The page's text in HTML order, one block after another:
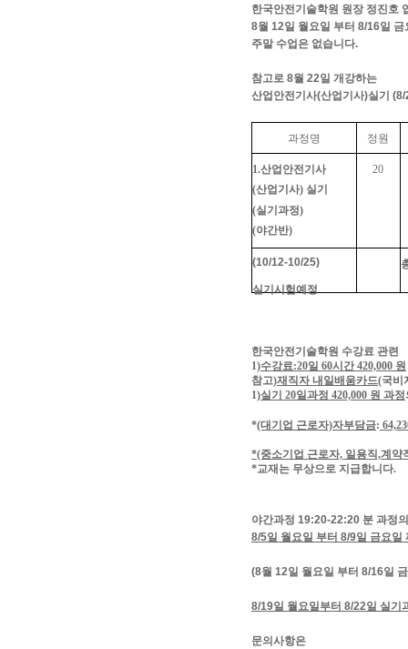
한국안전기술학원 원장 정진호
8월 12일 월요일 부터 8/16일
주말 수업은 없습니다.
참고로 8월 22일 개강하는
산업안전기사(산업기사)실기
과정명 정원
1.산업안전기사
(산업기사) 실기
(실기과정)
(야간반)
20
(10/12-10/25)
실기시험예정
한국안전기술학원 수강료 관련
1)수강료:20일 60시간 420,000 원
참고)재직자 내일배움카드(국비
1)실기 20일과정 420,000 원 과정
*(대기업 근로자)자부담금:
*(중소기업 근로자, 일용직,계약
*교재는 무상으로 지급합니다.
야간과정 19:20-22:20 분 과정
8/5일 월요일 부터 8/9일 금요일
(8월 12일 월요일 부터 8/16일
8/19일 월요일부터 8/22일 실기
문의사항은